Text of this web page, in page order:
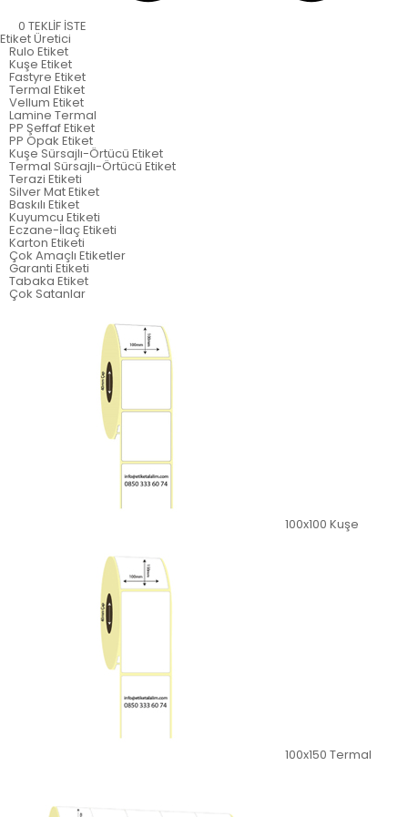
0 TEKLİF İSTE
EtiketÜretici
Rulo Etiket
Kuşe Etiket
Fastyre Etiket
Termal Etiket
Vellum Etiket
Lamine Termal
PP Şeffaf Etiket
PP Opak Etiket
Kuşe Sürsajlı-Örtücü Etiket
Termal Sürsajlı-Örtücü Etiket
Terazi Etiketi
Silver Mat Etiket
Baskılı Etiket
Kuyumcu Etiketi
Eczane-İlaç Etiketi
Karton Etiketi
Çok Amaçlı Etiketler
Garanti Etiketi
Tabaka Etiket
Çok Satanlar
100x100 Kuşe
100x150 Termal